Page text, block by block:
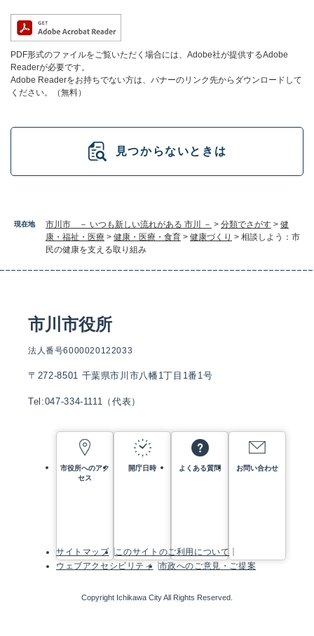
現在地 市川市 － いつも新しい流れがある 市川 － > 分類でさがす > 健
康・福祉・医療 > 健康・医療・食育 > 健康づくり > 相談しよう：市
民の健康を支える取り組み
PDF形式のファイルをご覧いただく場合には、Adobe社が提供するAdobe
Readerが必要です。
Adobe Readerをお持ちでない方は、バナーのリンク先からダウンロードして
ください。（無料）
見つからないときは
市川市役所
法人番号6000020122033
〒272-8501 千葉県市川市八幡1丁目1番1号
Tel:047-334-1111（代表）
市役所へのアク
セス
開庁日時 よくある質問 お問い合わせ
サイトマップ
このサイトのご利用について
ウェブアクセシビリティ
市政へのご意見・ご提案
Copyright Ichikawa City All Rights Reserved.